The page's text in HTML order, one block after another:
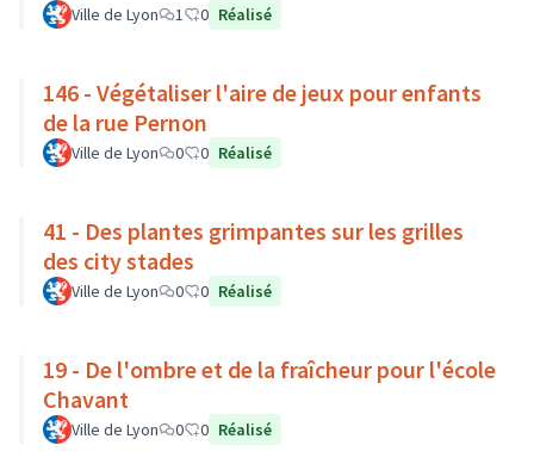
Ville de Lyon 1 0 Réalisé
146 - Végétaliser l'aire de jeux pour enfants
de la rue Pernon
Ville de Lyon 0 0 Réalisé
41 - Des plantes grimpantes sur les grilles
des city stades
Ville de Lyon 0 0 Réalisé
19 - De l'ombre et de la fraîcheur pour l'école
Chavant
Ville de Lyon 0 0 Réalisé